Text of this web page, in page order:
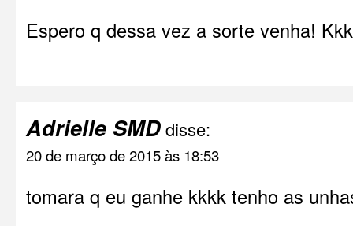
Espero q dessa vez a sorte venha!
Adrielle SMDdisse:
20 de março de 2015 às 18:53
tomara q eu ganhe kkkk tenho as